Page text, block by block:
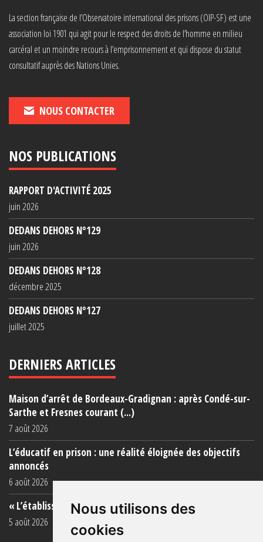
Nous utilisons des
cookies
La section française de l’Observatoire international des prisons (OIP-SF) est une
association loi 1901 qui agit pour le respect des droits de l’homme en milieu
carcéral et un moindre recours à l’emprisonnement et qui dispose du statut
consultatif auprès des Nations Unies.
NOUS CONTACTER
NOS PUBLICATIONS
RAPPORT D'ACTIVITÉ 2025
juin 2026
DEDANS DEHORS N°129
juin 2026
DEDANS DEHORS N°128
décembre 2025
DEDANS DEHORS N°127
juillet 2025
DERNIERS ARTICLES
Maison d’arrêt de Bordeaux-Gradignan : après Condé-sur-
Sarthe et Fresnes courant (...)
7 août 2026
L’éducatif en prison : une réalité éloignée des objectifs
annoncés
6 août 2026
« L’établissement est une porcherie totale »
5 août 2026